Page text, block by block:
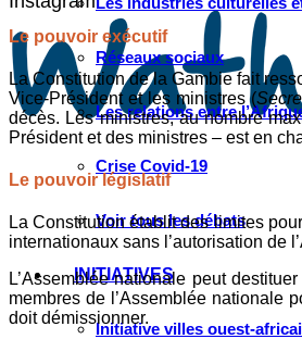
Réseaux sociaux
Les relations entre
Crise Covid-19
Voir tous les débats
INITIATIVES
Initiative villes ouest-
Le pouvoir exécutif
La Constitution de la Gambie fait
Vice-Président et les ministres (
décès. Les ministres, au nombre
Président et des ministres – est en
Le pouvoir législatif
La Constitution établit des limites
internationaux sans l’autorisation de
L’Assemblée nationale peut
membres de l’Assemblée nationale
doit démissionner.